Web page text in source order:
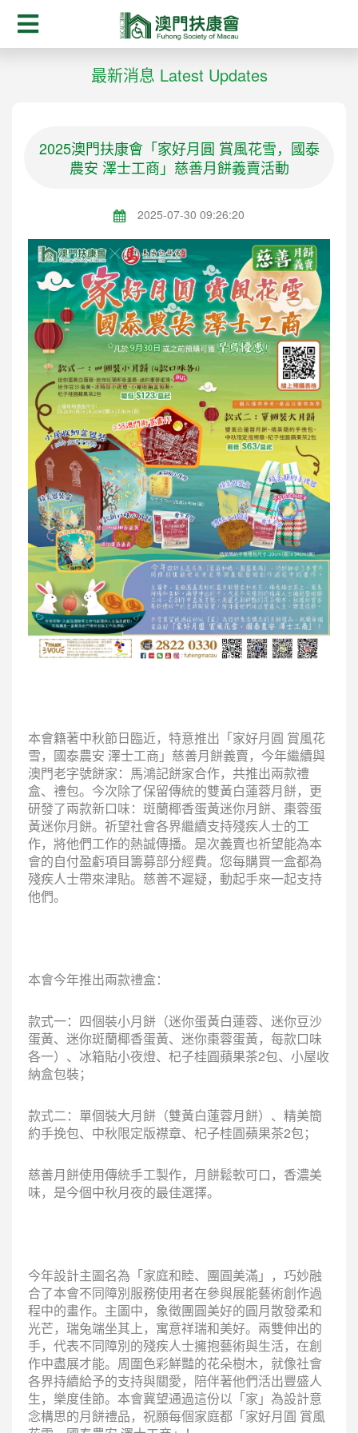
最新消息 Latest Updates
2025澳門扶康會「家好月圓 賞風花雪，國泰
農安 澤士工商」慈善月餅義賣活動
2025-07-30 09:26:20
本會籍著中秋節日臨近，特意推出「家好月圓 賞風花
雪，國泰農安 澤士工商」慈善月餅義賣，今年繼續與
澳門老字號餅家：馬鴻記餅家合作，共推出兩款禮
盒、禮包。今次除了保留傳統的雙黃白蓮蓉月餅，更
研發了兩款新口味：斑蘭椰香蛋黃迷你月餅、棗蓉蛋
黃迷你月餅。祈望社會各界繼續支持殘疾人士的工
作，將他們工作的熱誠傳播。是次義賣也祈望能為本
會的自付盈虧項目籌募部分經費。您每購買一盒都為
殘疾人士帶來津貼。慈善不遲疑，動起手來一起支持
他們。
本會今年推出兩款禮盒：
款式一：四個裝小月餅（迷你蛋黃白蓮蓉、迷你豆沙
蛋黃、迷你斑蘭椰香蛋黃、迷你棗蓉蛋黃，每款口味
各一）、冰箱貼小夜燈、杞子桂圓蘋果茶2包、小屋收
納盒包裝；
款式二：單個裝大月餅（雙黃白蓮蓉月餅）、精美簡
約手挽包、中秋限定版襟章、杞子桂圓蘋果茶2包；
慈善月餅使用傳統手工製作，月餅鬆軟可口，香濃美
味，是今個中秋月夜的最佳選擇。
今年設計主圖名為「家庭和睦、團圓美滿」，巧妙融
合了本會不同障別服務使用者在參與展能藝術創作過
程中的畫作。主圖中，象徵團圓美好的圓月散發柔和
光芒，瑞兔端坐其上，寓意祥瑞和美好。兩雙伸出的
手，代表不同障別的殘疾人士擁抱藝術與生活，在創
作中盡展才能。周圍色彩鮮豔的花朵樹木，就像社會
各界持續給予的支持與關愛，陪伴著他們活出豐盛人
生，樂度佳節。本會冀望通過這份以「家」為設計意
念構思的月餅禮品，祝願每個家庭都「家好月圓 賞風